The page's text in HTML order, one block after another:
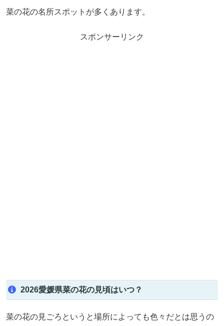
菜の花の名所スポットが多くあります。
スポンサーリンク
2026愛媛県菜の花の見頃はいつ？
菜の花の見ごろというと場所によっても色々だとは思うの